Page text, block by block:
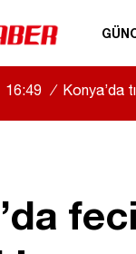
16:49 / Konya’da